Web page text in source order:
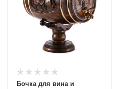
Бочка для вина и